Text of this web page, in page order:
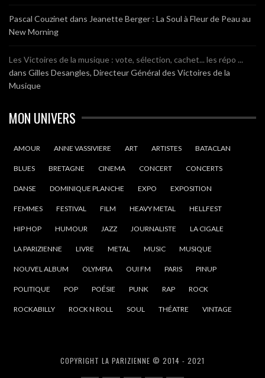
Pascal Couzinet dans Jeanette Berger : La Soul à Fleur de Peau au
New Morning
Les Victoires de la musique : vote, sélection, cachet... les répo ...
dans Gilles Desangles, Directeur Général des Victoires de la
Musique
MON UNIVERS
AMOUR ANNE VASSIVIERE ART ARTISTES BATACLAN
BLUES BRETAGNE CINEMA CONCERT CONCERTS
DANSE DOMINIQUE PLANCHE EXPO EXPOSITION
FEMMES FESTIVAL FILM HEAVY METAL HELLFEST
HIP HOP HUMOUR JAZZ JOURNALISTE LA CIGALE
LA PARIZIENNE LIVRE METAL MUSIC MUSIQUE
NOUVEL ALBUM OLYMPIA OUI FM PARIS PINUP
POLITIQUE POP POÉSIE PUNK RAP ROCK
ROCKABILLY ROCK N ROLL SOUL THÉATRE VINTAGE
COPYRIGHT LA PARIZIENNE © 2014 - 2021